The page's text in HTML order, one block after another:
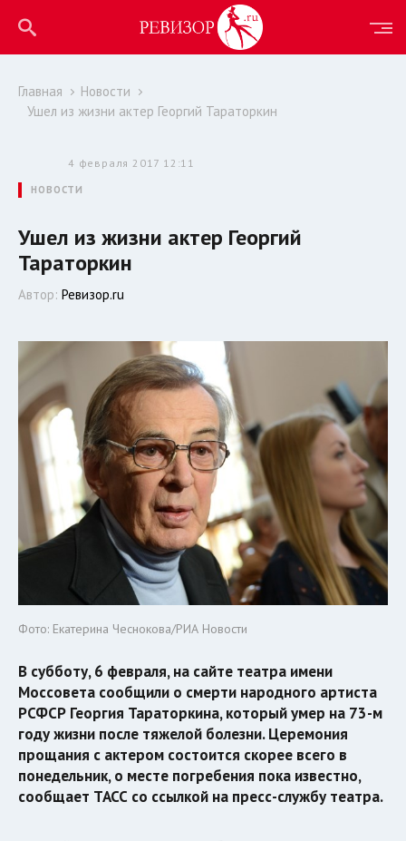
Главная
Новости
Ушел из жизни актер Георгий Тараторкин
4 февраля 2017 12:11
НОВОСТИ
Ушел из жизни актер Георгий
Тараторкин
Автор: Ревизор.ru
Фото: Екатерина Чеснокова/РИА Новости
В субботу, 6 февраля, на сайте театра имени
Моссовета сообщили о смерти народного артиста
РСФСР Георгия Тараторкина, который умер на 73-м
году жизни после тяжелой болезни. Церемония
прощания с актером состоится скорее всего в
понедельник, о месте погребения пока известно,
сообщает ТАСС со ссылкой на пресс-службу театра.